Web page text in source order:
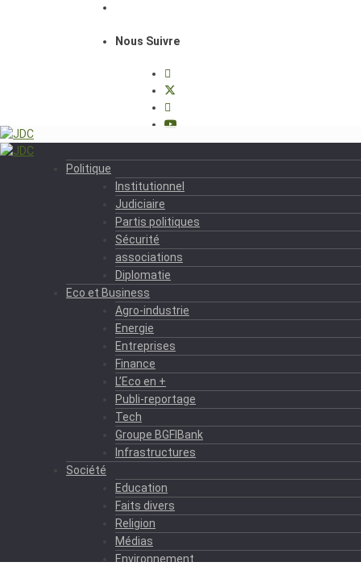
Nous Suivre
Politique
Institutionnel
Judiciaire
Partis politiques
Sécurité
associations
Diplomatie
Eco et Business
Agro-industrie
Energie
Entreprises
Finance
L’Eco en +
Publi-reportage
Tech
Groupe BGFIBank
Infrastructures
Société
Education
Faits divers
Religion
Médias
Environnement